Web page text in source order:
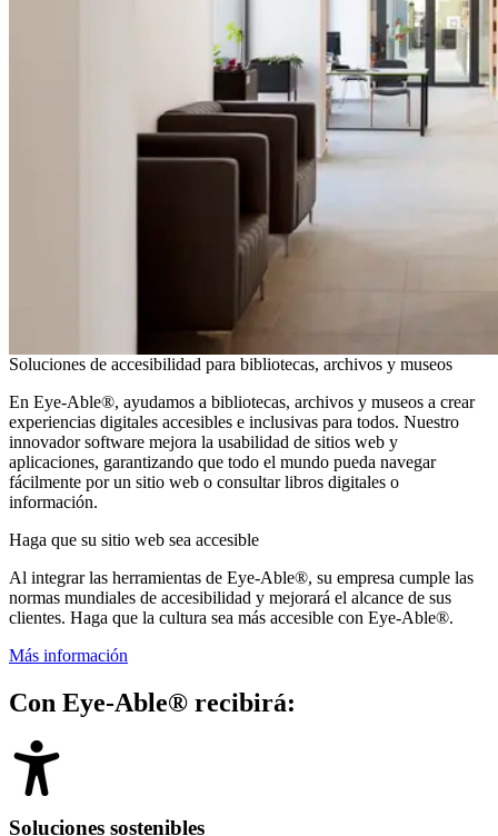
Soluciones de accesibilidad para bibliotecas, archivos y museos
En Eye-Able®, ayudamos a bibliotecas, archivos y museos a crear
experiencias digitales accesibles e inclusivas para todos. Nuestro
innovador software mejora la usabilidad de sitios web y
aplicaciones, garantizando que todo el mundo pueda navegar
fácilmente por un sitio web o consultar libros digitales o
información.
Haga que su sitio web sea accesible
Al integrar las herramientas de Eye-Able®, su empresa cumple las
normas mundiales de accesibilidad y mejorará el alcance de sus
clientes. Haga que la cultura sea más accesible con Eye-Able®.
Más información
Con Eye-Able® recibirá:
Soluciones sostenibles